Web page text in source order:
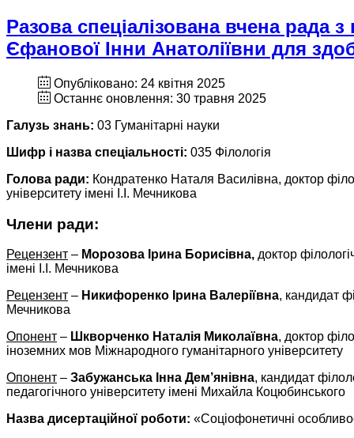
Разова спеціалізована вчена рада
Єфанової Інни Анатоліївни для
Опубліковано: 24 квітня 2025
Останнє оновлення: 30 травня 2025
Галузь знань: 03 Гуманітарні науки
Шифр і назва спеціальності: 035 Філологія
Голова ради: Кондратенко Наталя Василівна, доктор
університету імені І.І. Мечникова
Члени ради:
Рецензент – Морозова Ірина Борисівна, доктор
імені І.І. Мечникова
Рецензент – Никифоренко Ірина Валеріївна, кандидат
Мечникова
Опонент – Шкворченко Наталія Миколаївна, доктор
іноземних мов Міжнародного гуманітарного університету
Опонент – Забужанська Інна Дем’янівна, кандидат
педагогічного університету імені Михайла Коцюбинського
Назва дисертаційної роботи: «Соціофонетичні